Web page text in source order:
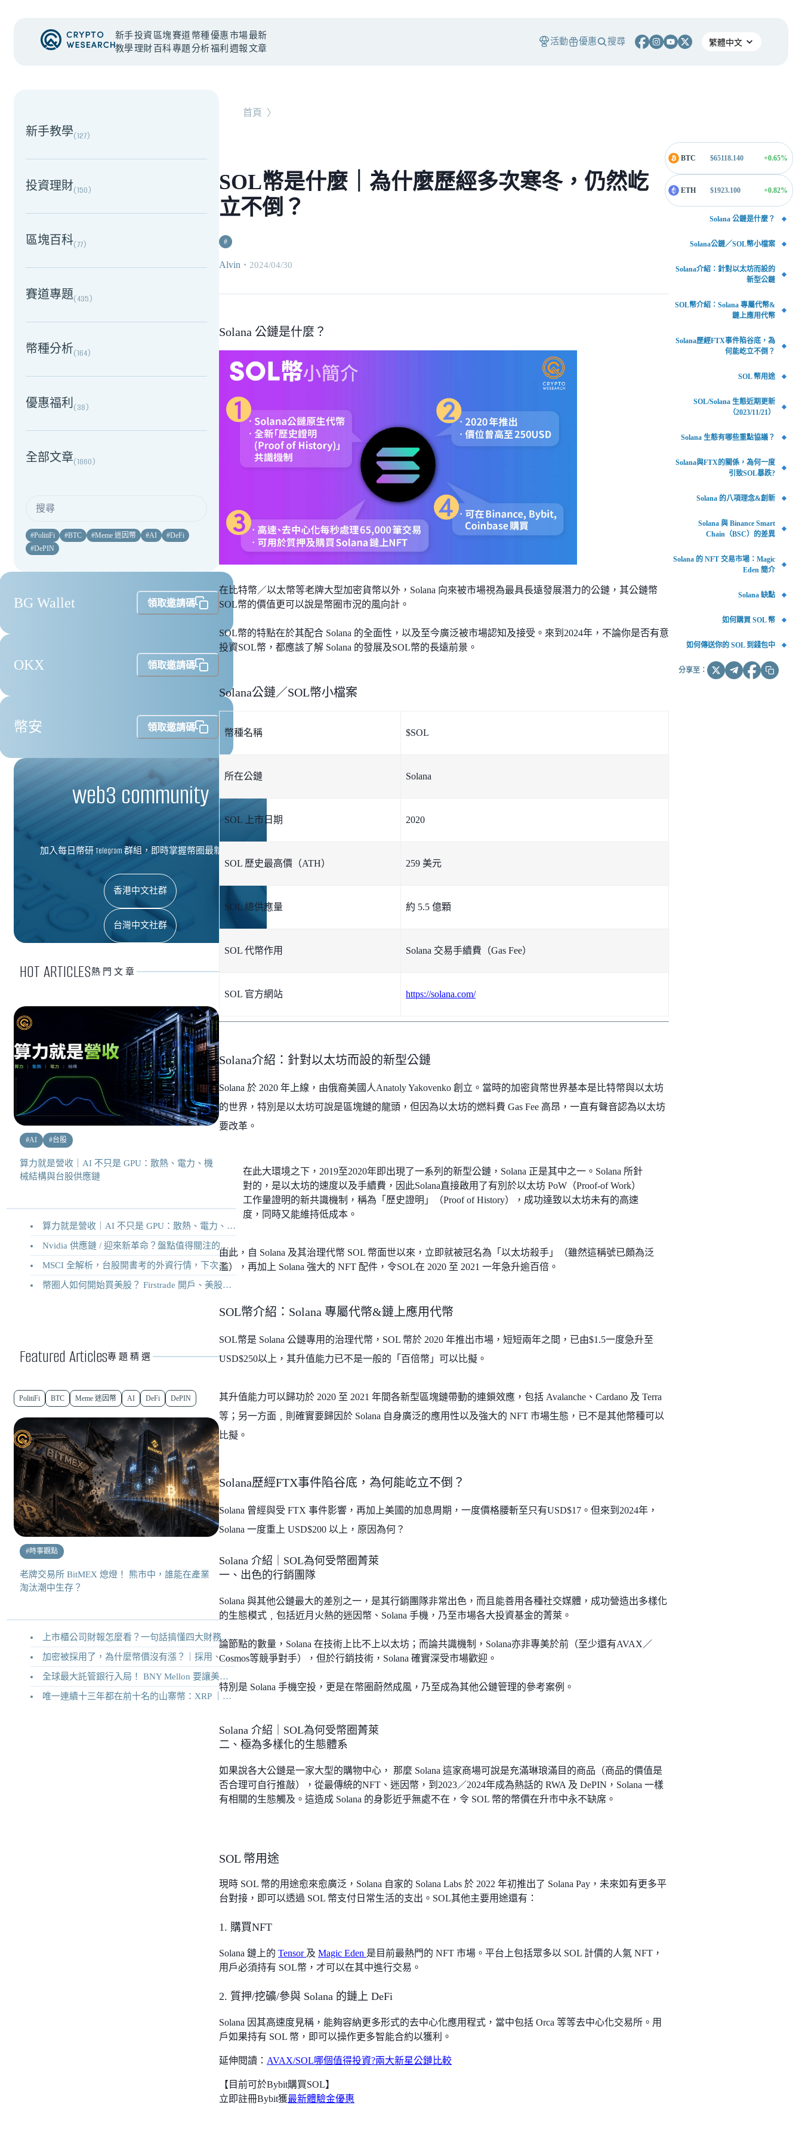
新手
教學
投資
理財
區塊
百科
賽道
專題
幣種
分析
優惠
福利
市場
週報
最新
文章
活動 優惠 搜尋
NEW EVENT
新手教學(127)
投資理財(150)
區塊百科(77)
賽道專題(435)
幣種分析(164)
優惠福利(38)
全部文章(1860)
#PolitiFi #BTC #Meme 迷因幣 #AI #DeFi
#DePIN
BG Wallet 領取邀請碼
OKX 領取邀請碼
幣安 領取邀請碼
web3 community
加入每日幣研 Telegram 群組，即時掌握幣圈最新資訊
香港中文社群
台灣中文社群
HOT ARTICLES熱門文章
#AI #台股
算力就是營收｜AI 不只是 GPU：散熱、電力、機
械結構與台股供應鏈
算力就是營收｜AI 不只是 GPU：散熱、電力、機械結構與台股供應鏈
Nvidia 供應鏈 / 迎來新革命？盤點值得關注的二十家供應鏈企業
MSCI 全解析，台股開書考的外資行情，下次調整你準備好了嗎？
幣圈人如何開始買美股？ Firstrade 開戶、美股交易機制完整教學
Featured Articles專題精選
PolitiFi BTC Meme 迷因幣 AI DeFi DePIN
#時事觀點
老牌交易所 BitMEX 熄燈！ 熊市中，誰能在產業
淘汰潮中生存？
上市櫃公司財報怎麼看？一句話搞懂四大財務報表
加密被採用了，為什麼幣價沒有漲？｜採用、收入與代幣價值捕獲
全球最大託管銀行入局！ BNY Mellon 要讓美債交易 24/7 不打烊
唯一連續十三年都在前十名的山寨幣：XRP ｜Ripple 2026 介紹
首頁 〉
SOL幣是什麼｜為什麼歷經多次寒冬，仍然屹
立不倒？
#
Alvin ・ 2024/04/30
Solana 公鏈是什麼？
在比特幣／以太幣等老牌大型加密貨幣以外，Solana 向來被市場視為最具長遠發展潛力的公鏈，其公鏈幣
SOL幣的價值更可以說是幣圈市況的風向計。
SOL幣的特點在於其配合 Solana 的全面性，以及至今廣泛被市場認知及接受。來到2024年，不論你是否有意
投資SOL幣，都應該了解 Solana 的發展及SOL幣的長遠前景。
Solana公鏈／SOL幣小檔案
幣種名稱 $SOL
所在公鏈 Solana
SOL 上市日期 2020
SOL 歷史最高價（ATH） 259 美元
SOL 總供應量 約 5.5 億顆
SOL 代幣作用 Solana 交易手續費（Gas Fee）
SOL 官方網站 https://solana.com/
Solana介紹：針對以太坊而設的新型公鏈
Solana 於 2020 年上線，由俄裔美國人Anatoly Yakovenko 創立。當時的加密貨幣世界基本是比特幣與以太坊
的世界，特別是以太坊可說是區塊鏈的龍頭，但因為以太坊的燃料費 Gas Fee 高昂，一直有聲音認為以太坊
要改革。
在此大環境之下，2019至2020年即出現了一系列的新型公鏈，Solana 正是其中之一。Solana 所針
對的，是以太坊的速度以及手續費，因此Solana直接啟用了有別於以太坊 PoW（Proof-of Work）
工作量證明的新共識機制，稱為「歷史證明」（Proof of History），成功達致以太坊未有的高速
度，同時又能維持低成本。
由此，自 Solana 及其治理代幣 SOL 幣面世以來，立即就被冠名為「以太坊殺手」（雖然這稱號已頗為泛
濫），再加上 Solana 強大的 NFT 配件，令SOL在 2020 至 2021 一年急升逾百倍。
SOL幣介紹：Solana 專屬代幣&鏈上應用代幣
SOL幣是 Solana 公鏈專用的治理代幣，SOL 幣於 2020 年推出市場，短短兩年之間，已由$1.5一度急升至
USD$250以上，其升值能力已不是一般的「百倍幣」可以比擬。
其升值能力可以歸功於 2020 至 2021 年間各新型區塊鏈帶動的連鎖效應，包括 Avalanche、Cardano 及 Terra
等；另一方面﹐則確實要歸因於 Solana 自身廣泛的應用性以及強大的 NFT 市場生態，已不是其他幣種可以
比擬。
Solana歷經FTX事件陷谷底，為何能屹立不倒？
Solana 曾經與受 FTX 事件影響，再加上美國的加息周期，一度價格腰斬至只有USD$17。但來到2024年，
Solana 一度重上 USD$200 以上，原因為何？
Solana 介紹｜SOL為何受幣圈菁萊
一、出色的行銷團隊
Solana 與其他公鏈最大的差別之一，是其行銷團隊非常出色，而且能善用各種社交媒體，成功營造出多樣化
的生態模式﹐包括近月火熱的迷因幣、Solana 手機，乃至市場各大投資基金的菁萊。
論節點的數量，Solana 在技術上比不上以太坊；而論共識機制，Solana亦非專美於前（至少還有AVAX／
Cosmos等競爭對手），但於行銷技術，Solana 確實深受市場歡迎。
特別是 Solana 手機空投，更是在幣圈蔚然成風，乃至成為其他公鏈管理的參考案例。
Solana 介紹｜SOL為何受幣圈菁萊
二、極為多樣化的生態體系
如果說各大公鏈是一家大型的購物中心， 那麼 Solana 這家商場可說是充滿琳琅滿目的商品（商品的價值是
否合理可自行推敲），從最傳統的NFT、迷因幣，到2023／2024年成為熱話的 RWA 及 DePIN，Solana 一樣
有相關的生態觸及。這造成 Solana 的身影近乎無處不在，令 SOL 幣的幣價在升市中永不缺席。
SOL 幣用途
現時 SOL 幣的用途愈來愈廣泛，Solana 自家的 Solana Labs 於 2022 年初推出了 Solana Pay，未來如有更多平
台對接，即可以透過 SOL 幣支付日常生活的支出。SOL其他主要用途還有：
1. 購買NFT
Solana 鏈上的 Tensor 及 Magic Eden 是目前最熱門的 NFT 市場。平台上包括眾多以 SOL 計價的人氣 NFT，
用戶必須持有 SOL幣，才可以在其中進行交易。
2. 質押/挖礦/參與 Solana 的鏈上 DeFi
Solana 因其高速度見稱，能夠容納更多形式的去中心化應用程式，當中包括 Orca 等等去中心化交易所。用
戶如果持有 SOL 幣，即可以操作更多智能合約以獲利。
延伸閱讀： AVAX/SOL哪個值得投資?兩大新星公鏈比較
【目前可於Bybit購買SOL】
立即註冊Bybit獲最新體驗金優惠
BTC $65118.140 +0.65%
ETH $1923.100 +0.82%
Solana 公鏈是什麼？
Solana公鏈／SOL幣小檔案
Solana介紹：針對以太坊而設的
新型公鏈
SOL幣介紹：Solana 專屬代幣&
鏈上應用代幣
Solana歷經FTX事件陷谷底，為
何能屹立不倒？
SOL 幣用途
SOL/Solana 生態近期更新
（2023/11/21）
Solana 生態有哪些重點協議？
Solana與FTX的關係，為何一度
引致SOL暴跌?
Solana 的八項理念&創新
Solana 與 Binance Smart
Chain（BSC）的差異
Solana 的 NFT 交易市場：Magic
Eden 簡介
Solana 缺點
如何購買 SOL 幣
如何傳送你的 SOL 到錢包中
分享至：